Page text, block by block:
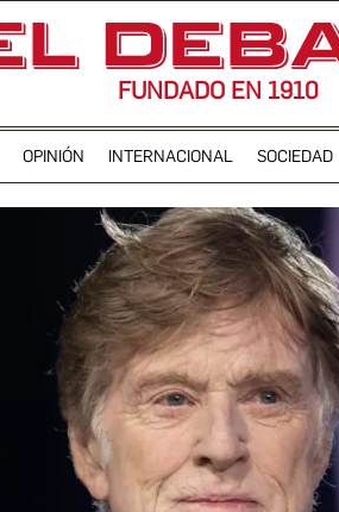
FUNDADO EN 1910
OPINIÓN INTERNACIONAL SOCIEDAD